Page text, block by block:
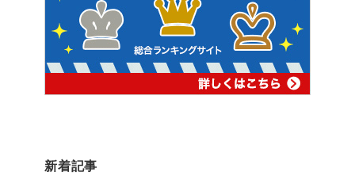
新着記事